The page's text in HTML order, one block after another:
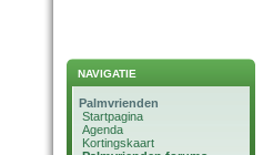
NAVIGATIE
Palmvrienden
Startpagina
Agenda
Kortingskaart